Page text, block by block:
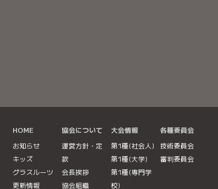
HOME
お知らせ
キッズ
グラスルーツ
更新情報
協会について
運営方針・定
款
会長挨拶
協会組織
大会情報
第1種(社会人)
第1種(大学)
第1種(専門学
校)
各種委員会
技術委員会
審判委員会